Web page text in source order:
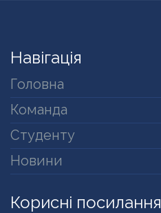
Навігація
Головна
Команда
Студенту
Новини
Корисні посилання